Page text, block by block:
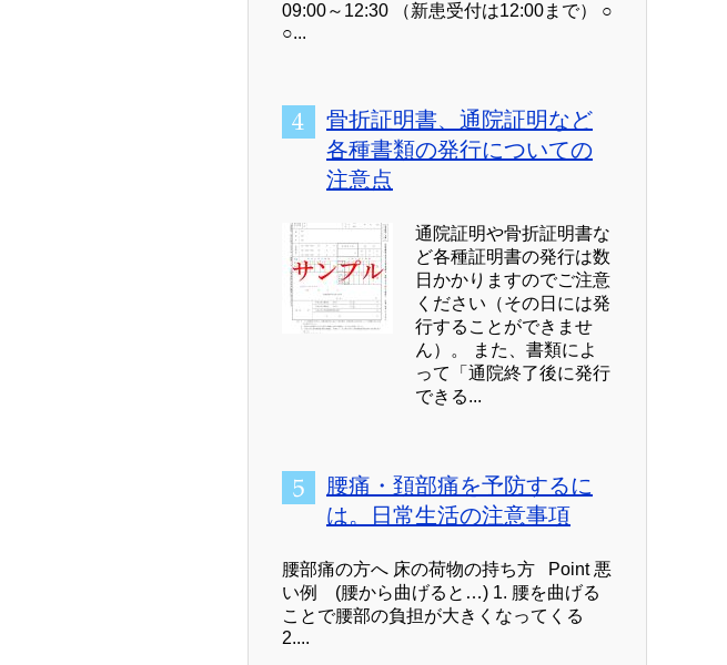
09:00～12:30 （新患受付は12:00まで） ○
○...
骨折証明書、通院証明など
各種書類の発行についての
注意点
通院証明や骨折証明書な
ど各種証明書の発行は数
日かかりますのでご注意
ください（その日には発
行することができませ
ん）。 また、書類によ
って「通院終了後に発行
できる...
腰痛・頚部痛を予防するに
は。日常生活の注意事項
腰部痛の方へ 床の荷物の持ち方 Point 悪
い例 (腰から曲げると…) 1. 腰を曲げる
ことで腰部の負担が大きくなってくる
2....